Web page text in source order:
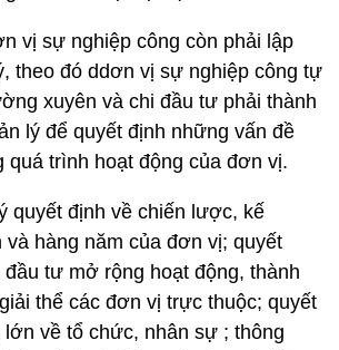
vị sự nghiệp công còn phải lập
theo đó ddơn vị sự nghiệp công tự
xuyên và chi đầu tư phải thành
lý để quyết định những vấn đề
quá trình hoạt động của đơn vị.
quyết định về chiến lược, kế
và hàng năm của đơn vị; quyết
tư mở rộng hoạt động, thành
thể các đơn vị trực thuộc; quyết
về tổ chức, nhân sự ; thông